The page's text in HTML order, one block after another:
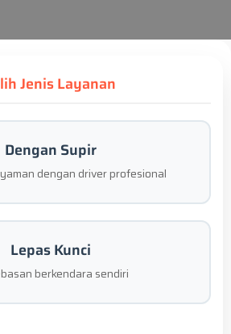
Jenis Layanan
Dengan Supir
dengan driver profesional
Lepas Kunci
berkendara sendiri